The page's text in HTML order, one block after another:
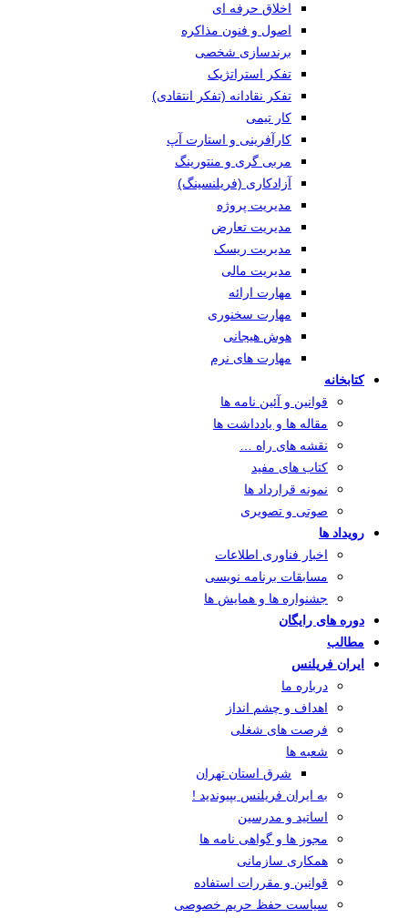
اخلاق حرفه ای
اصول و فنون مذاکره
برندسازی شخصی
تفکر استراتژیک
تفکر نقادانه (تفکر انتقادی)
کار تیمی
کارآفرینی و استارت آپ
مربی گری و منتورینگ
آزادکاری (فریلنسینگ)
مدیریت پروژه
مدیریت تعارض
مدیریت ریسک
مدیریت مالی
مهارت ارائه
مهارت سخنوری
هوش هیجانی
مهارت های نرم
کتابخانه
قوانین و آئین نامه ها
مقاله ها و یادداشت ها
نقشه های راه …
کتاب های مفید
نمونه قرارداد ها
صوتی و تصویری
رویداد ها
اخبار فناوری اطلاعات
مسابقات برنامه نویسی
جشنواره ها و همایش ها
دوره های رایگان
مطالب
ایران فریلنس
درباره ما
اهداف و چشم انداز
فرصت های شغلی
شعبه ها
شرق استان تهران
به ایران فریلنس بپیوندید !
اساتید و مدرسین
مجوز ها و گواهی نامه ها
همکاری سازمانی
قوانین و مقررات استفاده
سیاست حفظ حریم خصوصی